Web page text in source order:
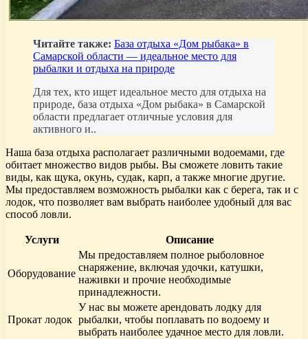
Читайте также: База отдыха «Дом рыбака» в
Самарской области — идеальное место для
рыбалки и отдыха на природе
Для тех, кто ищет идеальное место для отдыха на
природе, база отдыха «Дом рыбака» в Самарской
области предлагает отличные условия для
активного и..
Наша база отдыха располагает различными водоемами, где
обитает множество видов рыбы. Вы сможете ловить такие
виды, как щука, окунь, судак, карп, а также многие другие.
Мы предоставляем возможность рыбалки как с берега, так и с
лодок, что позволяет вам выбрать наиболее удобный для вас
способ ловли.
Услуги Описание
Оборудование
Мы предоставляем полное рыболовное
снаряжение, включая удочки, катушки,
наживки и прочие необходимые
принадлежности.
Прокат лодок
У нас вы можете арендовать лодку для
рыбалки, чтобы поплавать по водоему и
выбрать наиболее удачное место для ловли.